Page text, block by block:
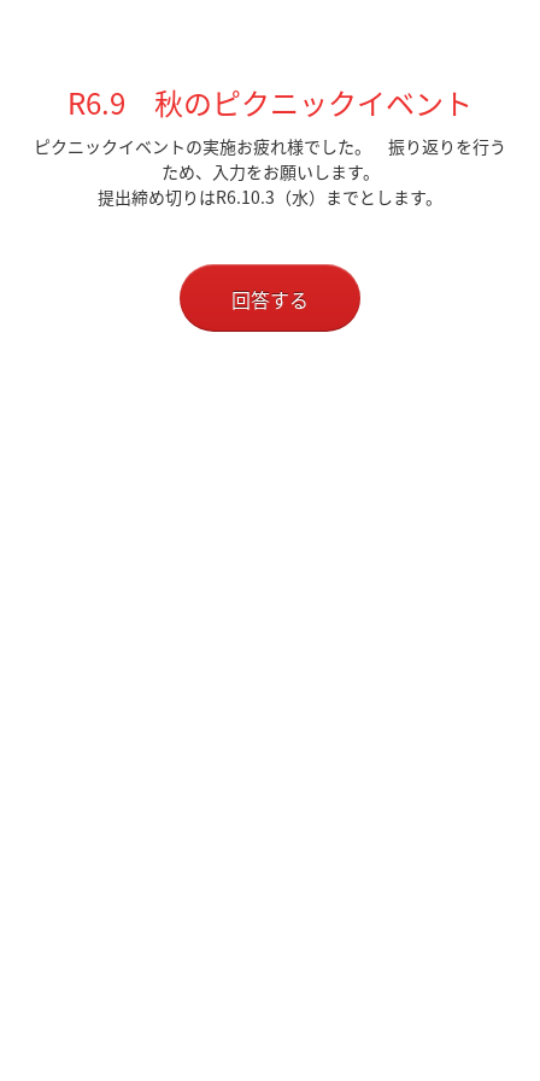
R6.9 秋のピクニックイベント
ピクニックイベントの実施お疲れ様でした。 振り返りを行う
ため、入力をお願いします。
提出締め切りはR6.10.3（水）までとします。
回答する